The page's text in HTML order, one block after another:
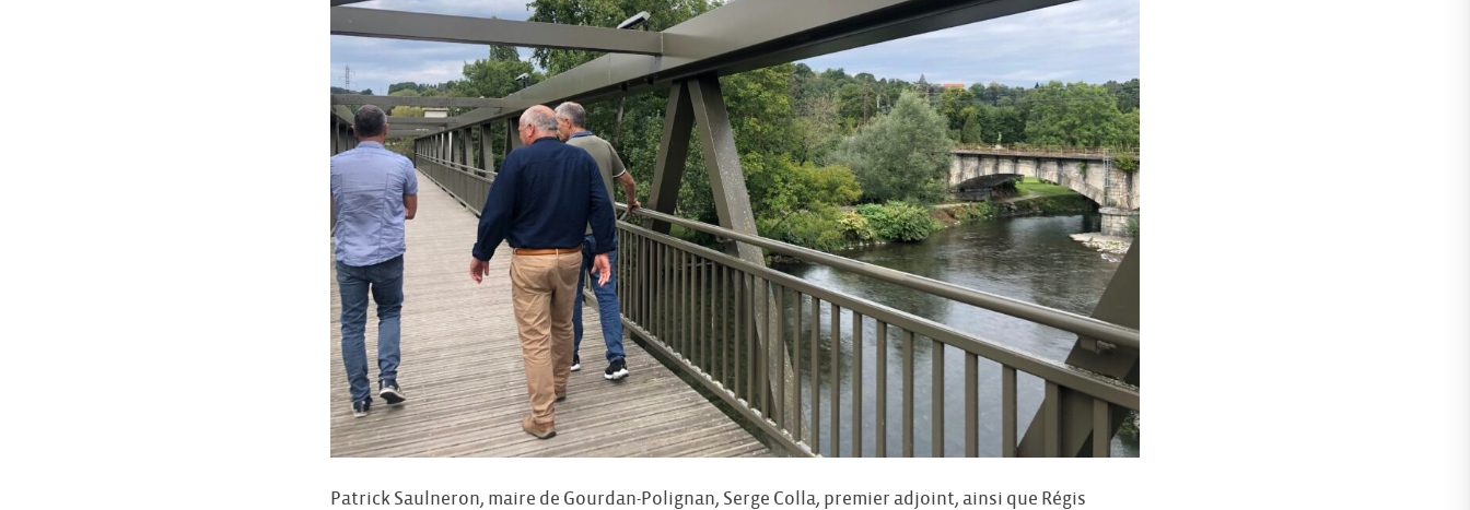
Patrick Saulneron, maire de Gourdan-Polignan, Serge Colla, premier adjoint, ainsi que Régis